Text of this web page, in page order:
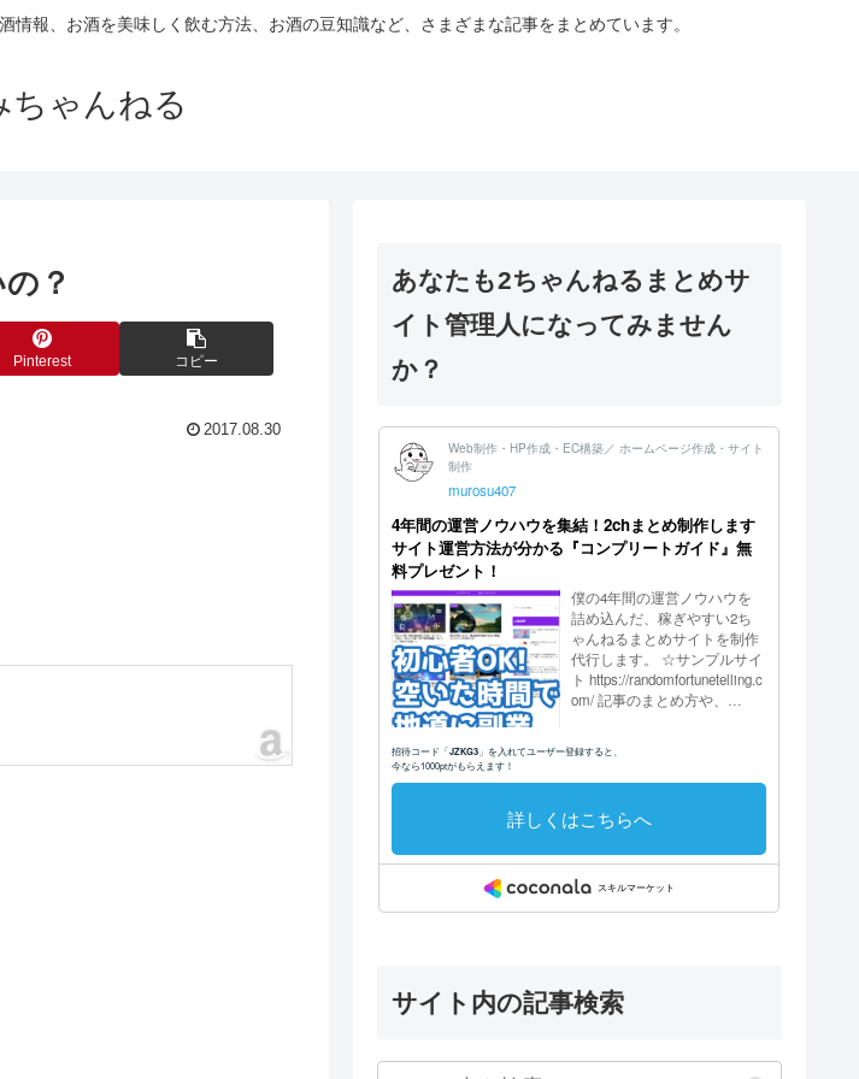
報、お酒を美味しく飲む方法、お酒の豆知識など、さまざまな記事をまとめています。
ちゃんねる
？
Pinterest コピー
2017.08.30
あなたも2ちゃんねるまとめサ
イト管理人になってみません
か？
サイト内の記事検索